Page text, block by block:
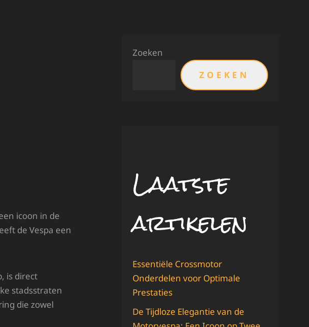
icoon in de
de Vespa een
is direct
stadsstraten
die zowel
Zoeken
ZOEKEN
Laatste
artikelen
Essentiële Crossmotor
Onderdelen voor Optimale
Prestaties
De Tijdloze Elegantie van de